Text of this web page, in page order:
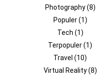
Photography(8)
Populer(1)
Tech (1)
Terpopuler(1)
Travel (10)
Virtual Reality(8)